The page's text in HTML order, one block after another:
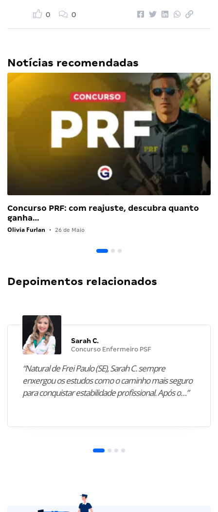
0 0
Notícias recomendadas
Concurso PRF: com reajuste, descubra quanto
ganha…
Olivia Furlan • 26 de Maio
Depoimentos relacionados
Sarah C.
Concurso Enfermeiro PSF
“Natural de Frei Paulo (SE), Sarah C. sempre
enxergou os estudos como o caminho mais seguro
para conquistar estabilidade profissional. Após o…”